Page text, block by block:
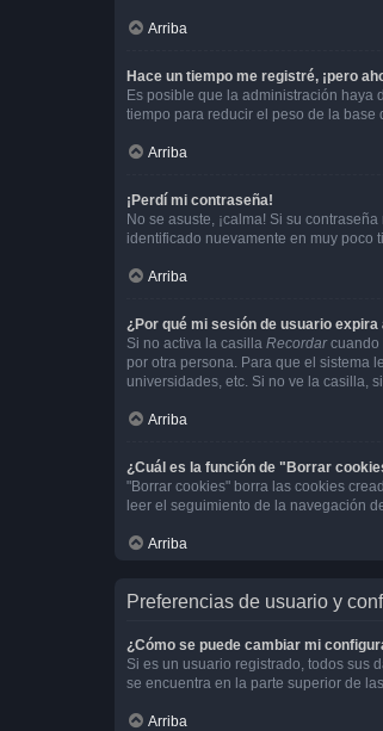
Arriba
Hace un tiempo me registré, ¡pero
Es posible que la administración haya
tiempo para reducir el peso de la base
Arriba
¡Perdí mi contraseña!
No se asuste, ¡calma! Si su
identificado nuevamente en muy poco
Arriba
¿Por qué mi sesión de usuario
Si no activa la casilla Recordarcuando
por otra persona. Para que el sistema
universidades, etc. Si no ve la casilla,
Arriba
¿Cuál es la función de "Borrar
"Borrar cookies" borra las cookies
leer el seguimiento de la navegación
Arriba
Preferencias de usuario y
¿Cómo se puede cambiar mi
Si es un usuario registrado, todos sus
se encuentra en la parte superior de
Arriba